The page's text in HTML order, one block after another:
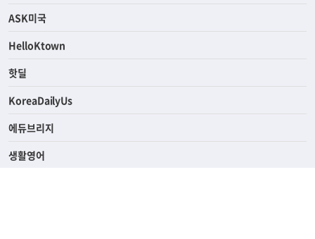
ASK미국
HelloKtown
핫딜
KoreaDailyUs
에듀브리지
생활영어